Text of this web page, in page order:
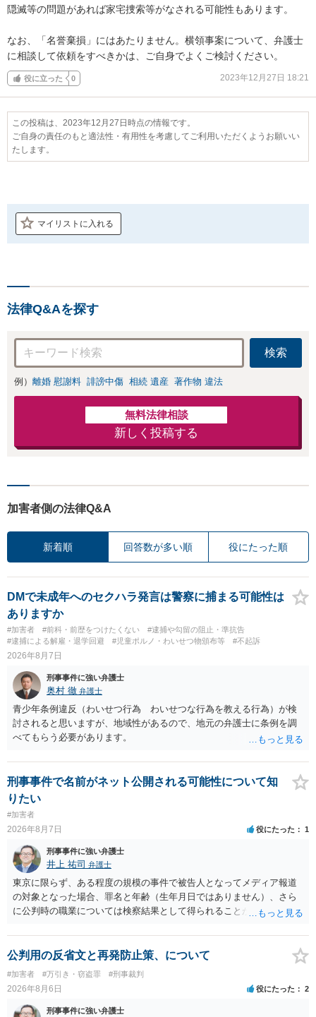
隠滅等の問題があれば家宅捜索等がなされる可能性もあります。
なお、「名誉棄損」にはあたりません。横領事案について、弁護士
に相談して依頼をすべきかは、ご自身でよくご検討ください。
役に立った 0 2023年12月27日 18:21
この投稿は、2023年12月27日時点の情報です。
ご自身の責任のもと適法性・有用性を考慮してご利用いただくようお願いい
たします。
マイリストに入れる
法律Q&Aを探す
検索
例） 離婚 慰謝料 誹謗中傷 相続 遺産 著作物 違法
無料法律相談
新しく投稿する
加害者側の法律Q&A
新着順 回答数が多い順 役にたった順
DMで未成年へのセクハラ発言は警察に捕まる可能性は
ありますか
#加害者 #前科・前歴をつけたくない
#逮捕や勾留の阻止・準抗告
#逮捕による解雇・退学回避
#児童ポルノ・わいせつ物頒布等 #不起訴
2026年8月7日
刑事事件に強い弁護士
奥村 徹 弁護士
青少年条例違反（わいせつ行為 わいせつな行為を教える行為）が検
討されると思いますが、地域性があるので、地元の弁護士に条例を調
べてもらう必要があります。
刑事事件で名前がネット公開される可能性について知
りたい
#加害者
2026年8月7日 役にたった 1
刑事事件に強い弁護士
井上 祐司 弁護士
東京に限らず、ある程度の規模の事件で被告人となってメディア報道
の対象となった場合、罪名と年齢（生年月日ではありません）、さら
に公判時の職業については検察結果として得られることが通常です。
公判用の反省文と再発防止策、について
#加害者 #万引き・窃盗罪 #刑事裁判
2026年8月6日 役にたった 2
刑事事件に強い弁護士